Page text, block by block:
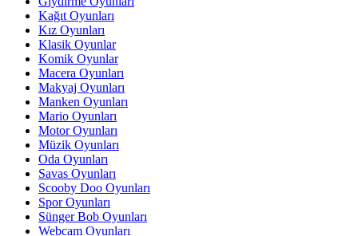
Kağıt Oyunları
Kız Oyunları
Klasik Oyunlar
Komik Oyunlar
Macera Oyunları
Makyaj Oyunları
Manken Oyunları
Mario Oyunları
Motor Oyunları
Müzik Oyunları
Oda Oyunları
Savas Oyunları
Scooby Doo Oyunları
Spor Oyunları
Sünger Bob Oyunları
Webcam Oyunları